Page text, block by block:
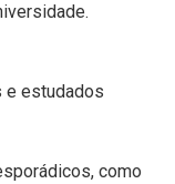
e estudados
como